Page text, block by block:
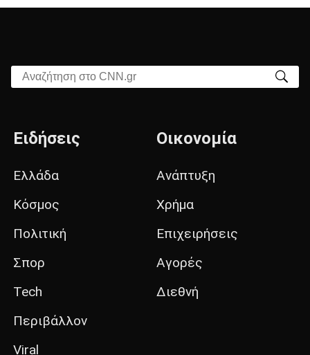
Αναζήτηση στο CNN.gr
Ειδήσεις
Ελλάδα
Κόσμος
Πολιτική
Σπορ
Tech
Περιβάλλον
Viral
Οικονομία
Ανάπτυξη
Χρήμα
Επιχειρήσεις
Αγορές
Διεθνή